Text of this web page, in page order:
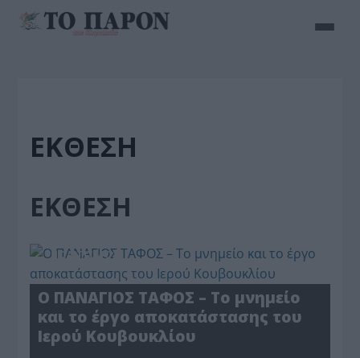
ΕΚΘΕΣΗ
ΕΚΘΕΣΗ
ΠΟΛΙΤΙΣΜΟΣ
Ο ΠΑΝΑΓΙΟΣ ΤΑΦΟΣ – Το μνημείο
και το έργο αποκατάστασης του
Ιερού Κουβουκλίου